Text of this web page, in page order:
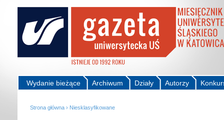
Autorzy
Działy
Archiwum
Wydanie bieżące
Strona główna › Niesklasyfikowane